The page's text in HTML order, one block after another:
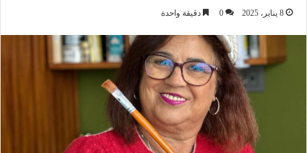
8 يناير، 2025 0 دقيقة واحدة